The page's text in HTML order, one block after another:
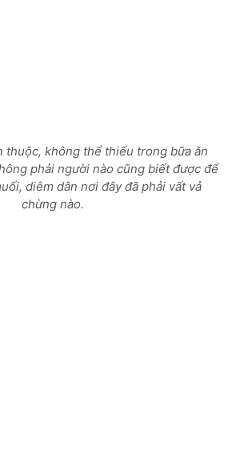
thuộc, không thể thiếu trong bữa ăn
phải người nào cũng biết được để
diêm dân nơi đây đã phải vất vả
chừng nào.